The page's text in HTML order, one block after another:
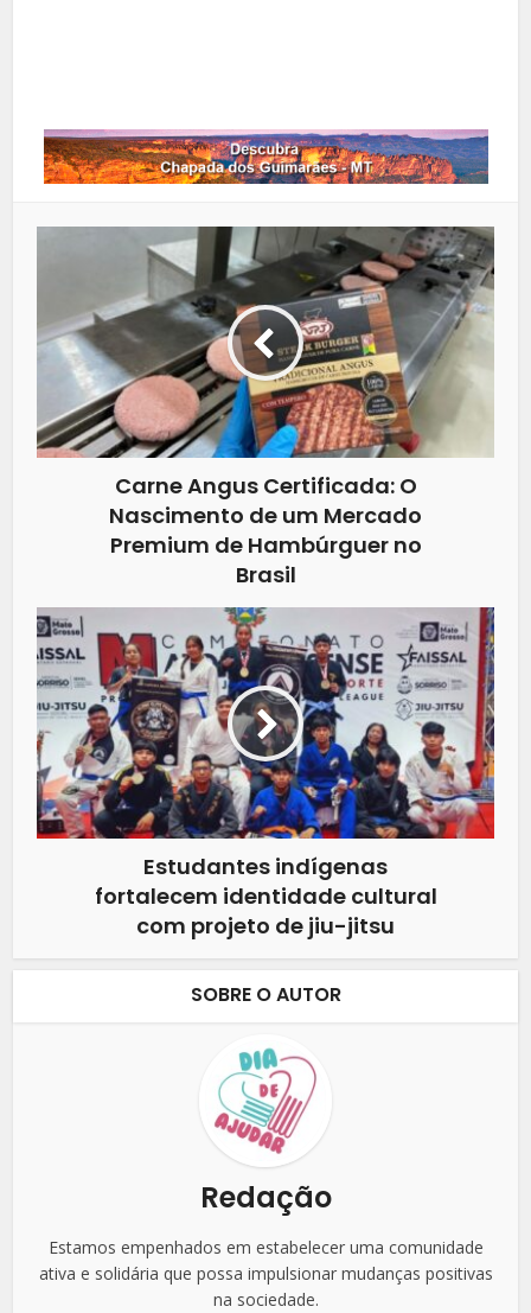
Carne Angus Certificada: O
Nascimento de um Mercado
Premium de Hambúrguer no
Brasil
Estudantes indígenas
fortalecem identidade cultural
com projeto de jiu-jitsu
SOBRE O AUTOR
Redação
Estamos empenhados em estabelecer uma comunidade
ativa e solidária que possa impulsionar mudanças positivas
na sociedade.